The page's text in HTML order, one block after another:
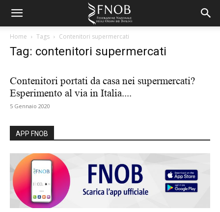
Home Tags Contenitori supermercati
Tag: contenitori supermercati
Contenitori portati da casa nei supermercati?
Esperimento al via in Italia....
5 Gennaio 2020
APP FNOB